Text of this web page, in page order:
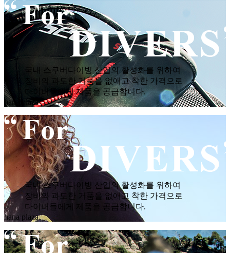
국내 스쿠버다이빙 산업의 활성화를 위하여
장비의 과도한 거품을 없애고 착한 가격으로
다이버들에게 제품을 공급합니다.
hana plaza
국내 스쿠버다이빙 산업의 활성화를 위하여
장비의 과도한 거품을 없애고 착한 가격으로
다이버들에게 제품을 공급합니다.
hana plaza